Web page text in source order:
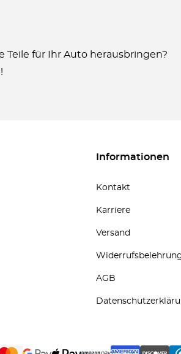
Teile für Ihr Auto herausbringen?
Informationen
Kontakt
Karriere
Versand
AGB